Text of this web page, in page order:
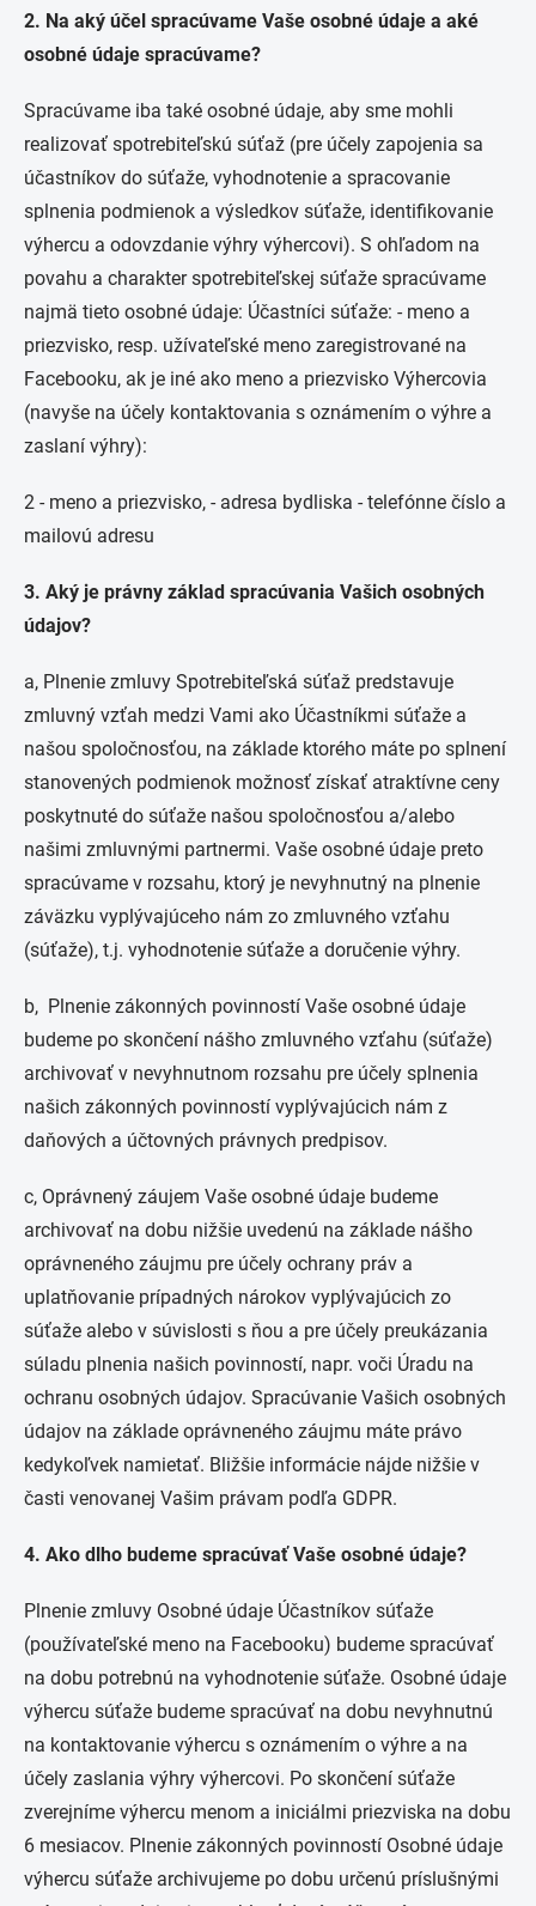
2. Na aký účel spracúvame Vaše osobné údaje a aké
osobné údaje spracúvame?
Spracúvame iba také osobné údaje, aby sme mohli
realizovať spotrebiteľskú súťaž (pre účely zapojenia sa
účastníkov do súťaže, vyhodnotenie a spracovanie
splnenia podmienok a výsledkov súťaže, identifikovanie
výhercu a odovzdanie výhry výhercovi). S ohľadom na
povahu a charakter spotrebiteľskej súťaže spracúvame
najmä tieto osobné údaje: Účastníci súťaže: - meno a
priezvisko, resp. užívateľské meno zaregistrované na
Facebooku, ak je iné ako meno a priezvisko Výhercovia
(navyše na účely kontaktovania s oznámením o výhre a
zaslaní výhry):
2 - meno a priezvisko, - adresa bydliska - telefónne číslo a
mailovú adresu
3. Aký je právny základ spracúvania Vašich osobných
údajov?
a, Plnenie zmluvy Spotrebiteľská súťaž predstavuje
zmluvný vzťah medzi Vami ako Účastníkmi súťaže a
našou spoločnosťou, na základe ktorého máte po splnení
stanovených podmienok možnosť získať atraktívne ceny
poskytnuté do súťaže našou spoločnosťou a/alebo
našimi zmluvnými partnermi. Vaše osobné údaje preto
spracúvame v rozsahu, ktorý je nevyhnutný na plnenie
záväzku vyplývajúceho nám zo zmluvného vzťahu
(súťaže), t.j. vyhodnotenie súťaže a doručenie výhry.
b, Plnenie zákonných povinností Vaše osobné údaje
budeme po skončení nášho zmluvného vzťahu (súťaže)
archivovať v nevyhnutnom rozsahu pre účely splnenia
našich zákonných povinností vyplývajúcich nám z
daňových a účtovných právnych predpisov.
c, Oprávnený záujem Vaše osobné údaje budeme
archivovať na dobu nižšie uvedenú na základe nášho
oprávneného záujmu pre účely ochrany práv a
uplatňovanie prípadných nárokov vyplývajúcich zo
súťaže alebo v súvislosti s ňou a pre účely preukázania
súladu plnenia našich povinností, napr. voči Úradu na
ochranu osobných údajov. Spracúvanie Vašich osobných
údajov na základe oprávneného záujmu máte právo
kedykoľvek namietať. Bližšie informácie nájde nižšie v
časti venovanej Vašim právam podľa GDPR.
4. Ako dlho budeme spracúvať Vaše osobné údaje?
Plnenie zmluvy Osobné údaje Účastníkov súťaže
(používateľské meno na Facebooku) budeme spracúvať
na dobu potrebnú na vyhodnotenie súťaže. Osobné údaje
výhercu súťaže budeme spracúvať na dobu nevyhnutnú
na kontaktovanie výhercu s oznámením o výhre a na
účely zaslania výhry výhercovi. Po skončení súťaže
zverejníme výhercu menom a iniciálmi priezviska na dobu
6 mesiacov. Plnenie zákonných povinností Osobné údaje
výhercu súťaže archivujeme po dobu určenú príslušnými